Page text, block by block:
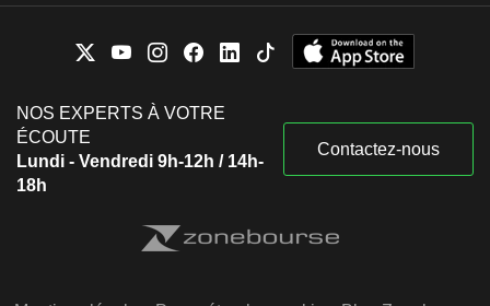
NOS EXPERTS À VOTRE
ÉCOUTE
Lundi - Vendredi 9h-12h / 14h-
18h
Contactez-nous